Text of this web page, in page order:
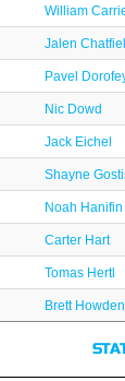
William
Jalen
Pavel
Nic Dowd
Jack Eichel
Shayne
Noah Hanifin
Carter Hart
Tomas Hertl
Brett Howden